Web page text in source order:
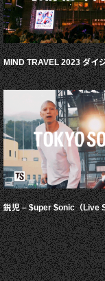
MIND TRAVEL 2023 ダイ
鋭児 – $uper $onic（Live